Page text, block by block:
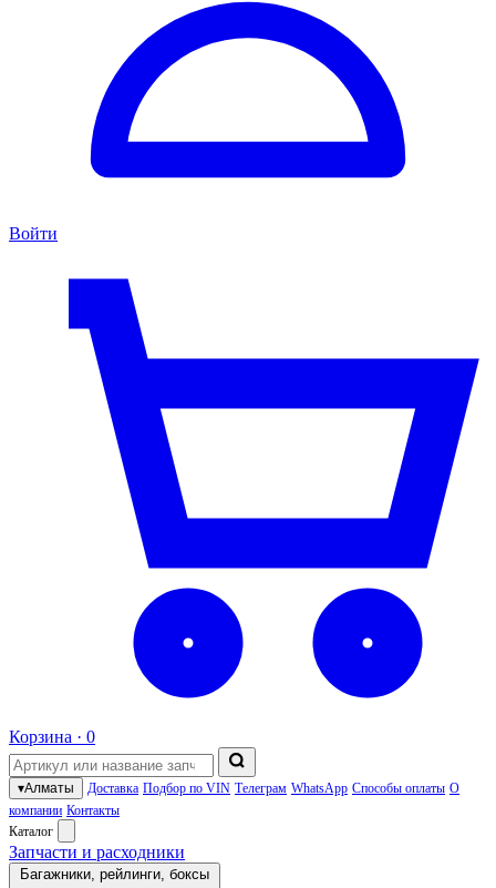
Войти
Корзина · 0
▾Алматы Доставка Подбор по VIN Телеграм WhatsApp Способы оплаты О
компании Контакты
Каталог
Запчасти и расходники
Багажники, рейлинги, боксы